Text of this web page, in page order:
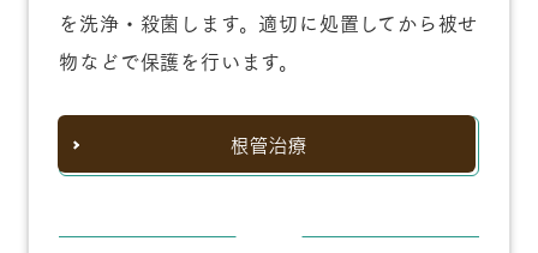
を洗浄・殺菌します。適切に処置してから被せ
物などで保護を行います。
根管治療